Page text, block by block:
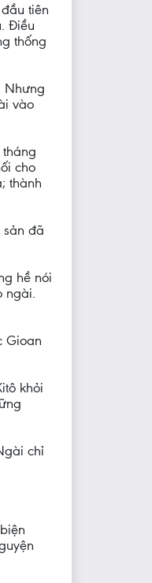
tiên
Điều
thống
Nhưng
vào
cho
thành
sản đã
hề nói
Gioan
khỏi
chỉ